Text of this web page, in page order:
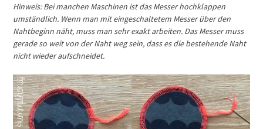
Hinweis: Bei manchen Maschinen ist das Messer hochklappen
umständlich. Wenn man mit eingeschaltetem Messer über den
Nahtbeginn näht, muss man sehr exakt arbeiten. Das Messer muss
gerade so weit von der Naht weg sein, dass es die bestehende Naht
nicht wieder aufschneidet.